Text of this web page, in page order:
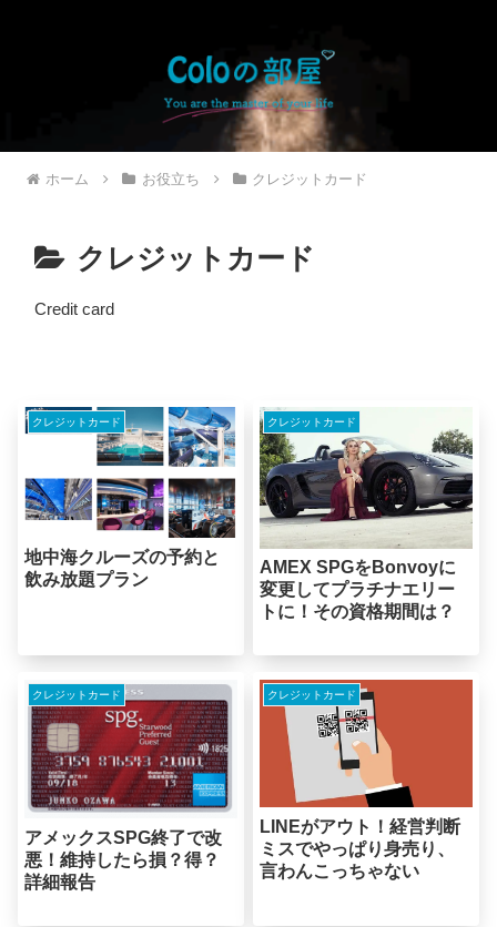
ホーム お役立ち クレジットカード
クレジットカード
Credit card
クレジットカード
地中海クルーズの予約と
飲み放題プラン
クレジットカード
AMEX SPGをBonvoyに
変更してプラチナエリー
トに！その資格期間は？
クレジットカード
アメックスSPG終了で改
悪！維持したら損？得？
詳細報告
クレジットカード
LINEがアウト！経営判断
ミスでやっぱり身売り、
言わんこっちゃない